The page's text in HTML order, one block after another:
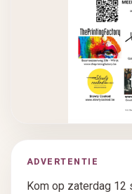
ADVERTENTIE
Kom op zaterdag